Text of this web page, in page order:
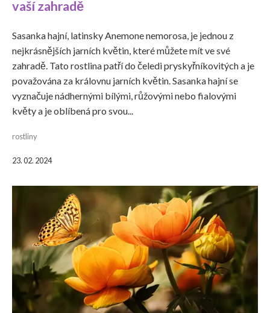
vaší zahradě
Sasanka hajní, latinsky Anemone nemorosa, je jednou z
nejkrásnějších jarních květin, které můžete mít ve své
zahradě. Tato rostlina patří do čeledi pryskyřníkovitých a je
považována za královnu jarních květin. Sasanka hajní se
vyznačuje nádhernými bílými, růžovými nebo fialovými
květy a je oblíbená pro svou...
rostliny
23. 02. 2024